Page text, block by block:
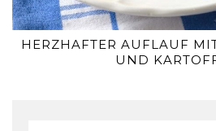
HERZHAFTER AUFLAUF
UND